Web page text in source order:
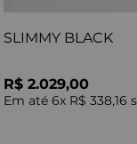
SLIMMY BLACK
R$ 2.029,00
Em até 6x R$ 338,16